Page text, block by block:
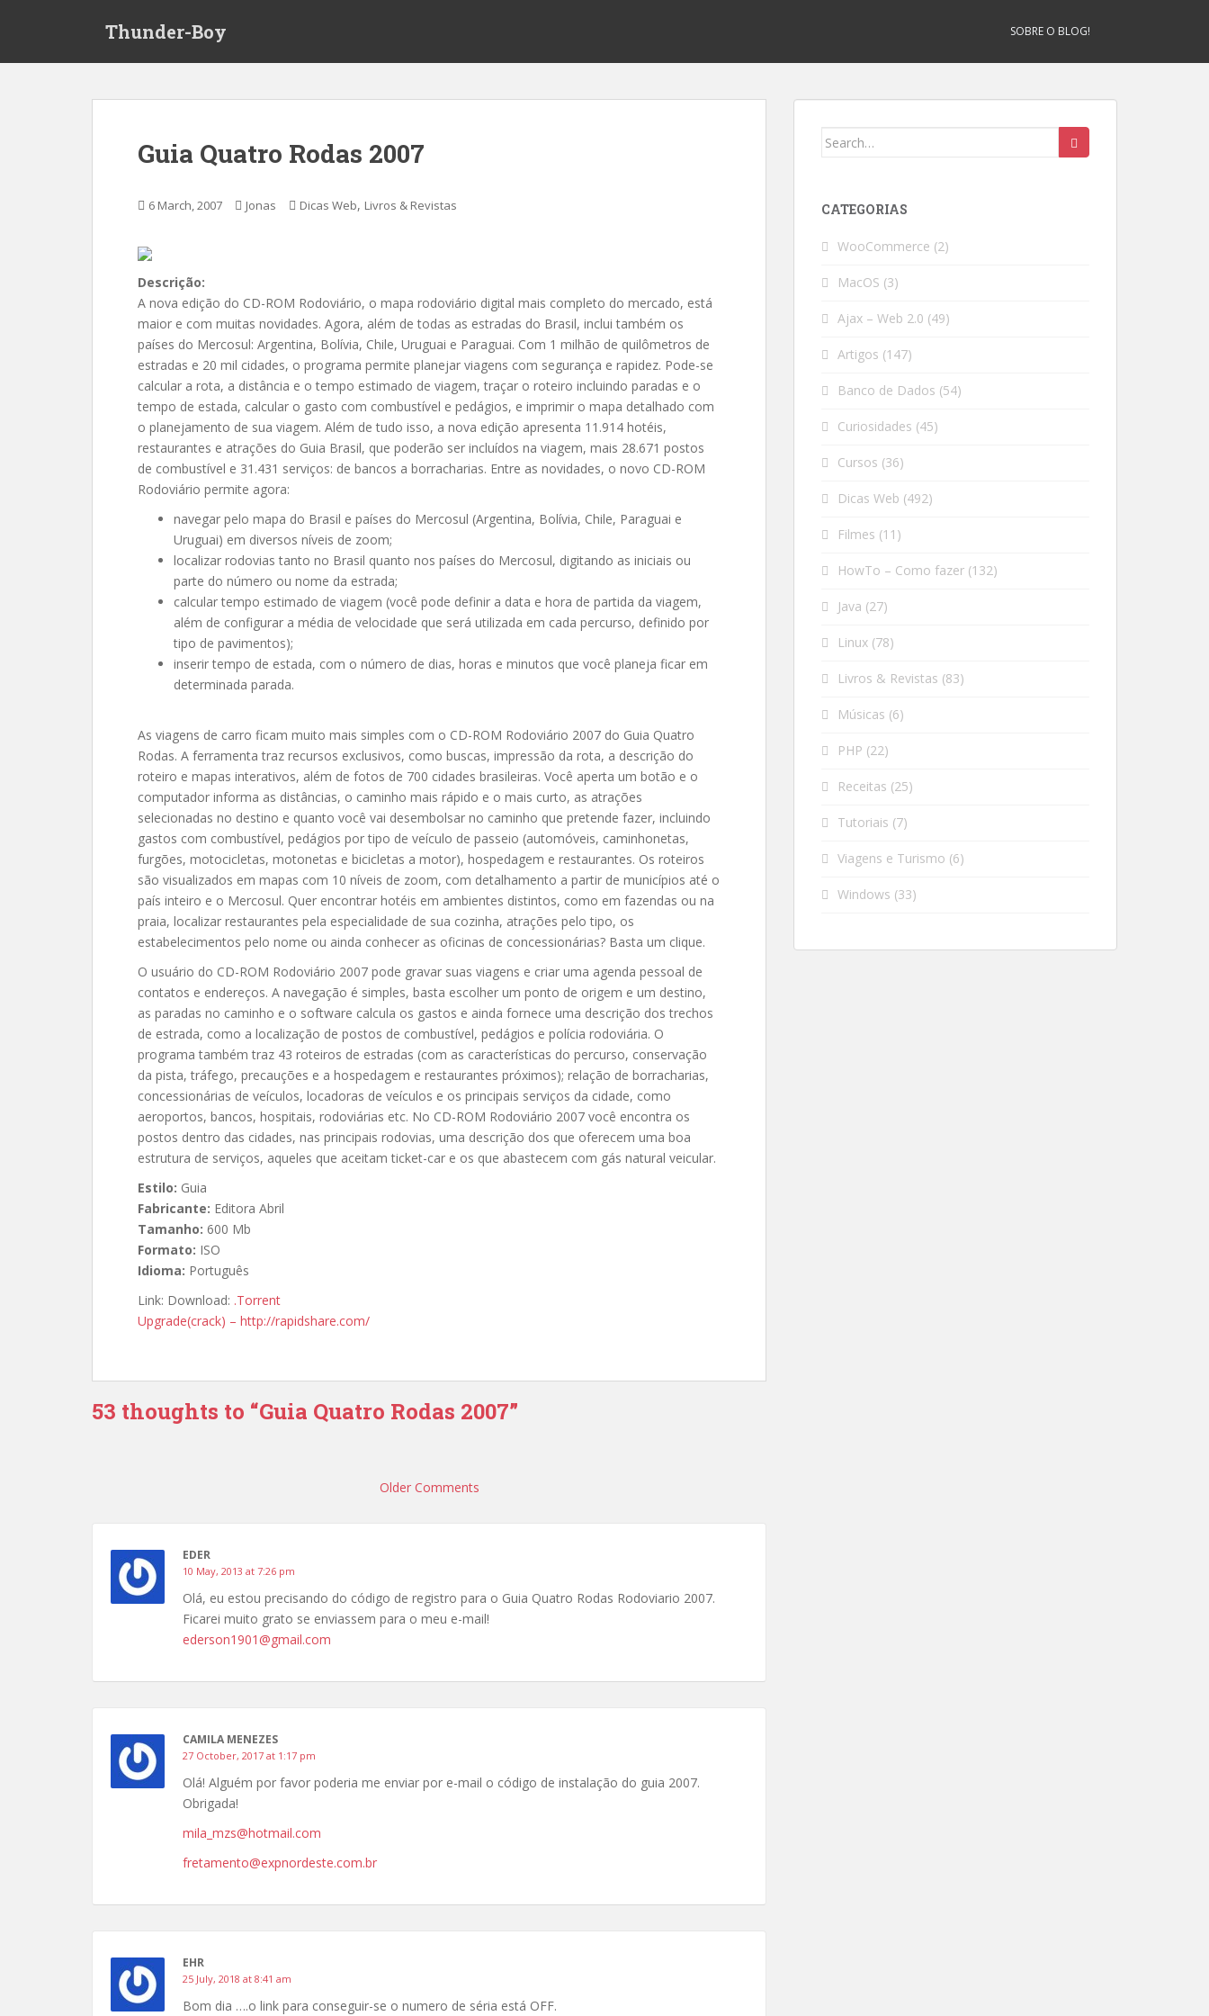
Thunder-Boy SOBRE O BLOG!
Guia Quatro Rodas 2007
6 March, 2007 Jonas Dicas Web, Livros & Revistas
Descrição:
A nova edição do CD-ROM Rodoviário, o mapa rodoviário digital mais completo do mercado, está
maior e com muitas novidades. Agora, além de todas as estradas do Brasil, inclui também os
países do Mercosul: Argentina, Bolívia, Chile, Uruguai e Paraguai. Com 1 milhão de quilômetros de
estradas e 20 mil cidades, o programa permite planejar viagens com segurança e rapidez. Pode-se
calcular a rota, a distância e o tempo estimado de viagem, traçar o roteiro incluindo paradas e o
tempo de estada, calcular o gasto com combustível e pedágios, e imprimir o mapa detalhado com
o planejamento de sua viagem. Além de tudo isso, a nova edição apresenta 11.914 hotéis,
restaurantes e atrações do Guia Brasil, que poderão ser incluídos na viagem, mais 28.671 postos
de combustível e 31.431 serviços: de bancos a borracharias. Entre as novidades, o novo CD-ROM
Rodoviário permite agora:
navegar pelo mapa do Brasil e países do Mercosul (Argentina, Bolívia, Chile, Paraguai e
Uruguai) em diversos níveis de zoom;
localizar rodovias tanto no Brasil quanto nos países do Mercosul, digitando as iniciais ou
parte do número ou nome da estrada;
calcular tempo estimado de viagem (você pode definir a data e hora de partida da viagem,
além de configurar a média de velocidade que será utilizada em cada percurso, definido por
tipo de pavimentos);
inserir tempo de estada, com o número de dias, horas e minutos que você planeja ficar em
determinada parada.
As viagens de carro ficam muito mais simples com o CD-ROM Rodoviário 2007 do Guia Quatro
Rodas. A ferramenta traz recursos exclusivos, como buscas, impressão da rota, a descrição do
roteiro e mapas interativos, além de fotos de 700 cidades brasileiras. Você aperta um botão e o
computador informa as distâncias, o caminho mais rápido e o mais curto, as atrações
selecionadas no destino e quanto você vai desembolsar no caminho que pretende fazer, incluindo
gastos com combustível, pedágios por tipo de veículo de passeio (automóveis, caminhonetas,
furgões, motocicletas, motonetas e bicicletas a motor), hospedagem e restaurantes. Os roteiros
são visualizados em mapas com 10 níveis de zoom, com detalhamento a partir de municípios até o
país inteiro e o Mercosul. Quer encontrar hotéis em ambientes distintos, como em fazendas ou na
praia, localizar restaurantes pela especialidade de sua cozinha, atrações pelo tipo, os
estabelecimentos pelo nome ou ainda conhecer as oficinas de concessionárias? Basta um clique.
O usuário do CD-ROM Rodoviário 2007 pode gravar suas viagens e criar uma agenda pessoal de
contatos e endereços. A navegação é simples, basta escolher um ponto de origem e um destino,
as paradas no caminho e o software calcula os gastos e ainda fornece uma descrição dos trechos
de estrada, como a localização de postos de combustível, pedágios e polícia rodoviária. O
programa também traz 43 roteiros de estradas (com as características do percurso, conservação
da pista, tráfego, precauções e a hospedagem e restaurantes próximos); relação de borracharias,
concessionárias de veículos, locadoras de veículos e os principais serviços da cidade, como
aeroportos, bancos, hospitais, rodoviárias etc. No CD-ROM Rodoviário 2007 você encontra os
postos dentro das cidades, nas principais rodovias, uma descrição dos que oferecem uma boa
estrutura de serviços, aqueles que aceitam ticket-car e os que abastecem com gás natural veicular.
Estilo: Guia
Fabricante: Editora Abril
Tamanho: 600 Mb
Formato: ISO
Idioma: Português
Link: Download: .Torrent
Upgrade(crack) – http://rapidshare.com/
53 thoughts to “Guia Quatro Rodas 2007”
Older Comments
EDER
10 May, 2013 at 7:26 pm
Olá, eu estou precisando do código de registro para o Guia Quatro Rodas Rodoviario 2007.
Ficarei muito grato se enviassem para o meu e-mail!
ederson1901@gmail.com
CAMILA MENEZES
27 October, 2017 at 1:17 pm
Olá! Alguém por favor poderia me enviar por e-mail o código de instalação do guia 2007.
Obrigada!
mila_mzs@hotmail.com
fretamento@expnordeste.com.br
EHR
25 July, 2018 at 8:41 am
Bom dia ….o link para conseguir-se o numero de séria está OFF.
Search
CATEGORIAS
WooCommerce (2)
MacOS (3)
Ajax – Web 2.0 (49)
Artigos (147)
Banco de Dados (54)
Curiosidades (45)
Cursos (36)
Dicas Web (492)
Filmes (11)
HowTo – Como fazer (132)
Java (27)
Linux (78)
Livros & Revistas (83)
Músicas (6)
PHP (22)
Receitas (25)
Tutoriais (7)
Viagens e Turismo (6)
Windows (33)